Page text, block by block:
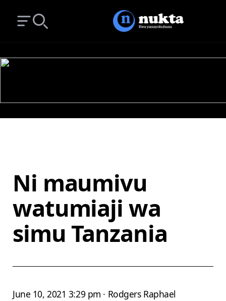
Open main menu
Ni maumivu
watumiaji wa
simu Tanzania
June 10, 2021 3:29 pm · Rodgers Raphael